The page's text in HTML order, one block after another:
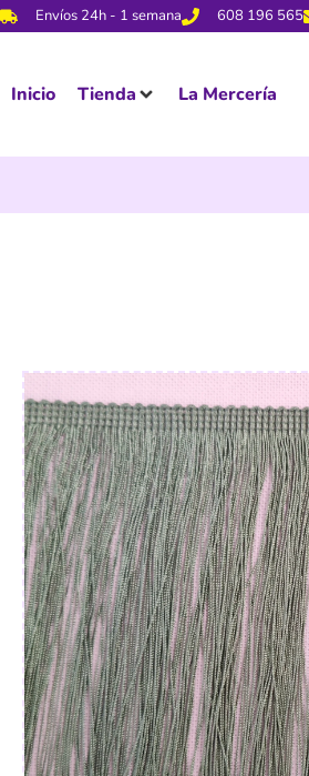
Envíos 24h - 1 semana 608 196 565
Inicio Tienda La Mercería